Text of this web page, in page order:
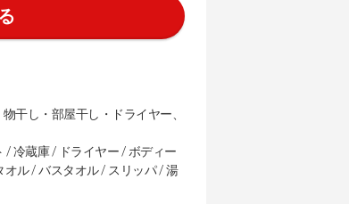
干し・部屋干し・ドライヤー、
/ 冷蔵庫 / ドライヤー / ボディー
ル / バスタオル / スリッパ / 湯